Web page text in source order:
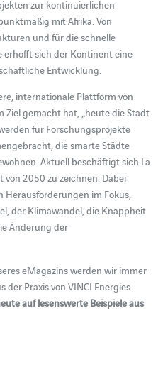
zur kontinuierlichen
mit Afrika. Von
und für die schnelle
sich der Kontinent eine
Entwicklung.
internationale Plattform von
Ziel gemacht hat, „heute die Stadt
für Forschungsprojekte
die smarte Städte
Aktuell beschäftigt sich La
von 2050 zu zeichnen. Dabei
im Fokus,
der Klimawandel, die Knappheit
Änderung der
eMagazins werden wir immer
der Praxis von VINCI Energies
auf lesenswerte Beispiele aus